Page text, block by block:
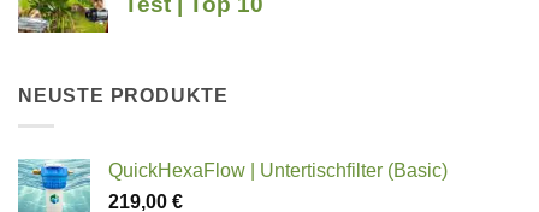
NEUSTE PRODUKTE
QuickHexaFlow | Untertischfilter (Basic)
219,00 €